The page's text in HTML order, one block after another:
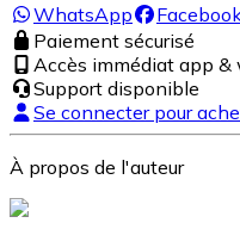
WhatsApp
Paiement sécurisé
Accès immédiat app &
Support disponible
Se connecter pour
À propos de l'auteur